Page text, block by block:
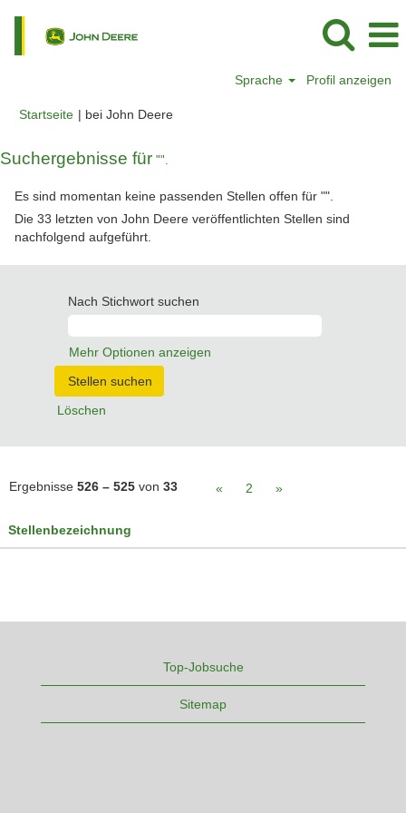
Sprache Profil anzeigen
Startseite | bei John Deere(aktuelle
Suchergebnisse für "".
Es sind momentan keine passenden Stellen offen für "".
Die 33 letzten von John Deere veröffentlichten Stellen sind
nachfolgend aufgeführt.
Nach Stichwort suchen
Mehr Optionen anzeigen
Löschen
Ergebnisse 526 – 525 von 33 « 2 »
Stellenbezeichnung
Top-Jobsuche
Sitemap